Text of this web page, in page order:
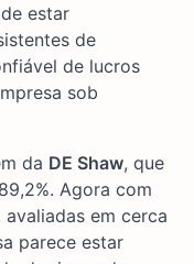
estar
de
de lucros
sob
da DE Shaw, que
Agora com
avaliadas em cerca
parece estar